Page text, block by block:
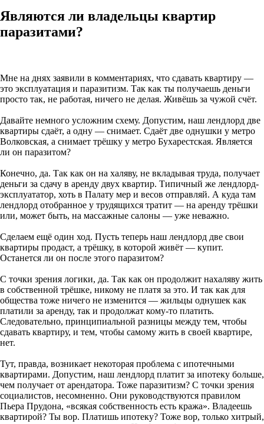
Являются ли владельцы квартир
паразитами?
Мне на днях заявили в комментариях, что сдавать квартиру —
это эксплуатация и паразитизм. Так как ты получаешь деньги
просто так, не работая, ничего не делая. Живёшь за чужой счёт.
Давайте немного усложним схему. Допустим, наш лендлорд две
квартиры сдаёт, а одну — снимает. Сдаёт две однушки у метро
Волковская, а снимает трёшку у метро Бухарестская. Является
ли он паразитом?
Конечно, да. Так как он на халяву, не вкладывая труда, получает
деньги за сдачу в аренду двух квартир. Типичный же лендлорд-
эксплуататор, хоть в Палату мер и весов отправляй. А куда там
лендлорд отобранное у трудящихся тратит — на аренду трёшки
или, может быть, на массажные салоны — уже неважно.
Сделаем ещё один ход. Пусть теперь наш лендлорд две свои
квартиры продаст, а трёшку, в которой живёт — купит.
Останется ли он после этого паразитом?
С точки зрения логики, да. Так как он продолжит нахаляву жить
в собственной трёшке, никому не платя за это. И так как для
общества тоже ничего не изменится — жильцы однушек как
платили за аренду, так и продолжат кому-то платить.
Следовательно, принципиальной разницы между тем, чтобы
сдавать квартиру, и тем, чтобы самому жить в своей квартире,
нет.
Тут, правда, возникает некоторая проблема с ипотечными
квартирами. Допустим, наш лендлорд платит за ипотеку больше,
чем получает от арендатора. Тоже паразитизм? С точки зрения
социалистов, несомненно. Они руководствуются правилом
Пьера Прудона, «всякая собственность есть кража». Владеешь
квартирой? Ты вор. Платишь ипотеку? Тоже вор, только хитрый,